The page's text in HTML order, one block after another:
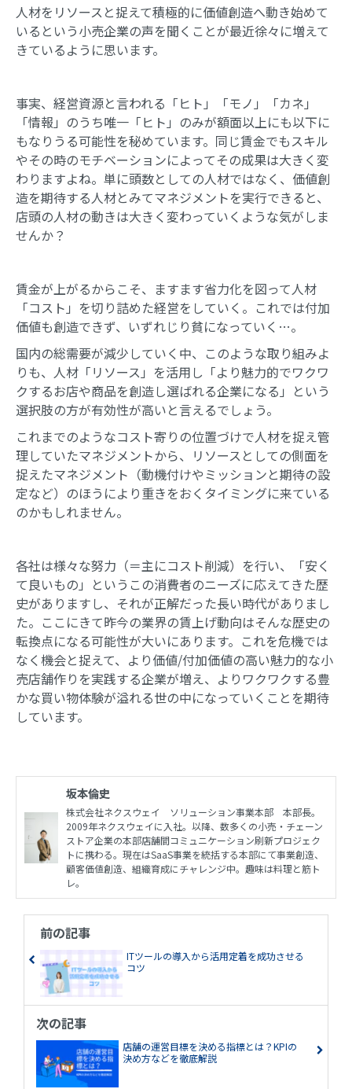
人材をリソースと捉えて積極的に価値創造へ動き始めて
いるという小売企業の声を聞くことが最近徐々に増えて
きているように思います。
事実、経営資源と言われる「ヒト」「モノ」「カネ」
「情報」のうち唯一「ヒト」のみが額面以上にも以下に
もなりうる可能性を秘めています。同じ賃金でもスキル
やその時のモチベーションによってその成果は大きく変
わりますよね。単に頭数としての人材ではなく、価値創
造を期待する人材とみてマネジメントを実行できると、
店頭の人材の動きは大きく変わっていくような気がしま
せんか？
賃金が上がるからこそ、ますます省力化を図って人材
「コスト」を切り詰めた経営をしていく。これでは付加
価値も創造できず、いずれじり貧になっていく…。
国内の総需要が減少していく中、このような取り組みよ
りも、人材「リソース」を活用し「より魅力的でワクワ
クするお店や商品を創造し選ばれる企業になる」という
選択肢の方が有効性が高いと言えるでしょう。
これまでのようなコスト寄りの位置づけで人材を捉え管
理していたマネジメントから、リソースとしての側面を
捉えたマネジメント（動機付けやミッションと期待の設
定など）のほうにより重きをおくタイミングに来ている
のかもしれません。
各社は様々な努力（＝主にコスト削減）を行い、「安く
て良いもの」というこの消費者のニーズに応えてきた歴
史がありますし、それが正解だった長い時代がありまし
た。ここにきて昨今の業界の賃上げ動向はそんな歴史の
転換点になる可能性が大いにあります。これを危機では
なく機会と捉えて、より価値/付加価値の高い魅力的な小
売店舗作りを実践する企業が増え、よりワクワクする豊
かな買い物体験が溢れる世の中になっていくことを期待
しています。
坂本倫史
株式会社ネクスウェイ ソリューション事業本部 本部長。
2009年ネクスウェイに入社。以降、数多くの小売・チェーン
ストア企業の本部店舗間コミュニケーション刷新プロジェク
トに携わる。現在はSaaS事業を統括する本部にて事業創造、
顧客価値創造、組織育成にチャレンジ中。趣味は料理と筋ト
レ。
前の記事
ITツールの導入から活用定着を成功させる
コツ
次の記事
店舗の運営目標を決める指標とは？KPIの
決め方などを徹底解説